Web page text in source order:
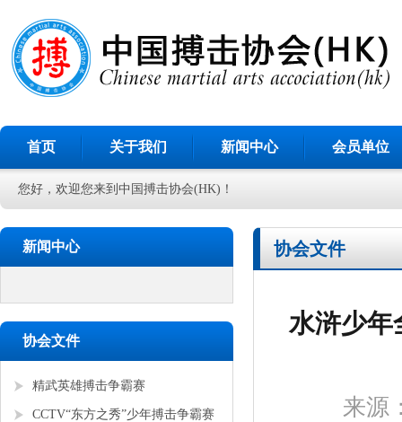
首页 关于我们 新闻中心 会员单位
您好，欢迎您来到中国搏击协会(HK)！
新闻中心
协会文件
精武英雄搏击争霸赛
CCTV“东方之秀”少年搏击争霸赛
协会文件
水浒少年
来源